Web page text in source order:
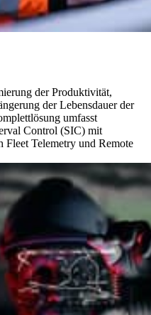
der Produktivität,
der Lebensdauer der
umfasst
Control (SIC) mit
Fleet Telemetry und Remote